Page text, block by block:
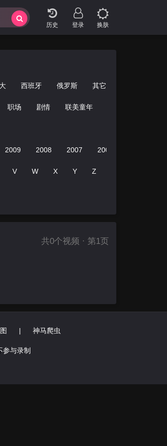
新 排行榜
登录 换肤
西班牙 俄罗斯 其它
职场 剧情 联美童年
2009 2008 2007 2006
V W X Y Z
共0个视频 · 第1页
| 神马爬虫
与录制